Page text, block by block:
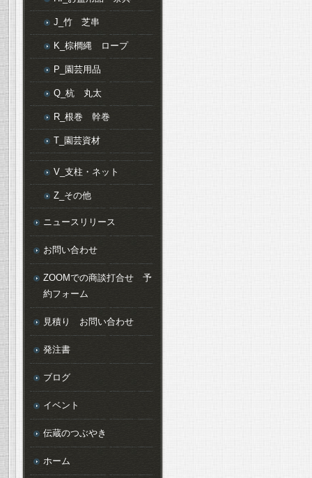
J_竹 芝串
K_棕櫚縄 ロープ
P_園芸用品
Q_杭 丸太
R_根巻 幹巻
T_園芸資材
V_支柱・ネット
Z_その他
ニュースリリース
お問い合わせ
ZOOMでの商談打合せ 予
約フォーム
見積り お問い合わせ
発注書
ブログ
イベント
伝蔵のつぶやき
ホーム